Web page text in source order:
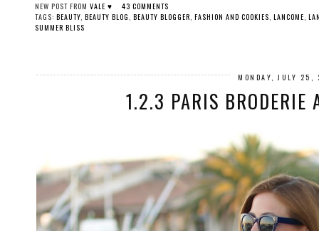
NEW POST FROM VALE ♥
43 COMMENTS
TAGS: BEAUTY, BEAUTY BLOG , BEAUTY BLOGGER, FASHION AND COOKIES, LANCOME,
SUMMER BLISS
MONDAY, JULY 25,
1.2.3 PARIS BRODERIE